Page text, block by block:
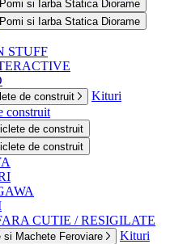
si Iarba Statica Diorame
si Iarba Statica Diorame
STUFF
de construit
Kituri
construit
de construit
de construit
CUTIE / RESIGILATE
si Machete Feroviare
Kituri